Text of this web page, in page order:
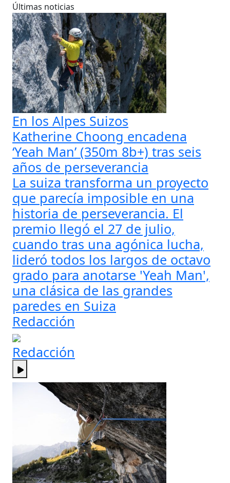
Últimas noticias
En los Alpes Suizos
Katherine Choong encadena
‘Yeah Man’ (350m 8b+) tras seis
años de perseverancia
La suiza transforma un proyecto
que parecía imposible en una
historia de perseverancia. El
premio llegó el 27 de julio,
cuando tras una agónica lucha,
lideró todos los largos de octavo
grado para anotarse 'Yeah Man',
una clásica de las grandes
paredes en Suiza
Redacción
Redacción